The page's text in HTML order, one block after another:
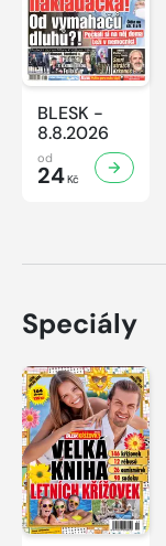
BLESK -
8.8.2026
od
24Kč
Speciály